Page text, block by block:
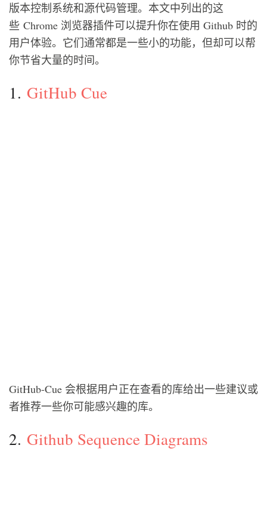
版本控制系统和源代码管理。本文中列出的这
些 Chrome 浏览器插件可以提升你在使用 Github 时的
用户体验。它们通常都是一些小的功能，但却可以帮
你节省大量的时间。
1. GitHub Cue
GitHub-Cue 会根据用户正在查看的库给出一些建议或
者推荐一些你可能感兴趣的库。
2. Github Sequence Diagrams